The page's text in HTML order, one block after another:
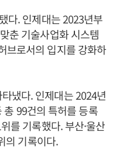
다. 인제대는 2023년부
춘 기술사업화 시스템
브로서의 입지를 강화하
냈다. 인제대는 2024년
총 99건의 특허를 등록
를 기록했다. 부산·울산
의 기록이다.